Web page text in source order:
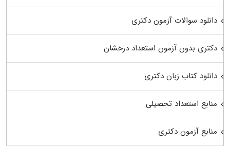
دانلود سوالات آزمون دکتری
دکتری بدون آزمون استعداد درخشان
دانلود کتاب زبان دکتری
منابع استعداد تحصیلی
منابع آزمون دکتری